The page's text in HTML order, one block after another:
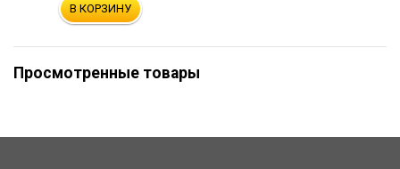
В КОРЗИНУ
Просмотренные товары